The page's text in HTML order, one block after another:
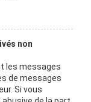
non
les messages
de messages
Si vous